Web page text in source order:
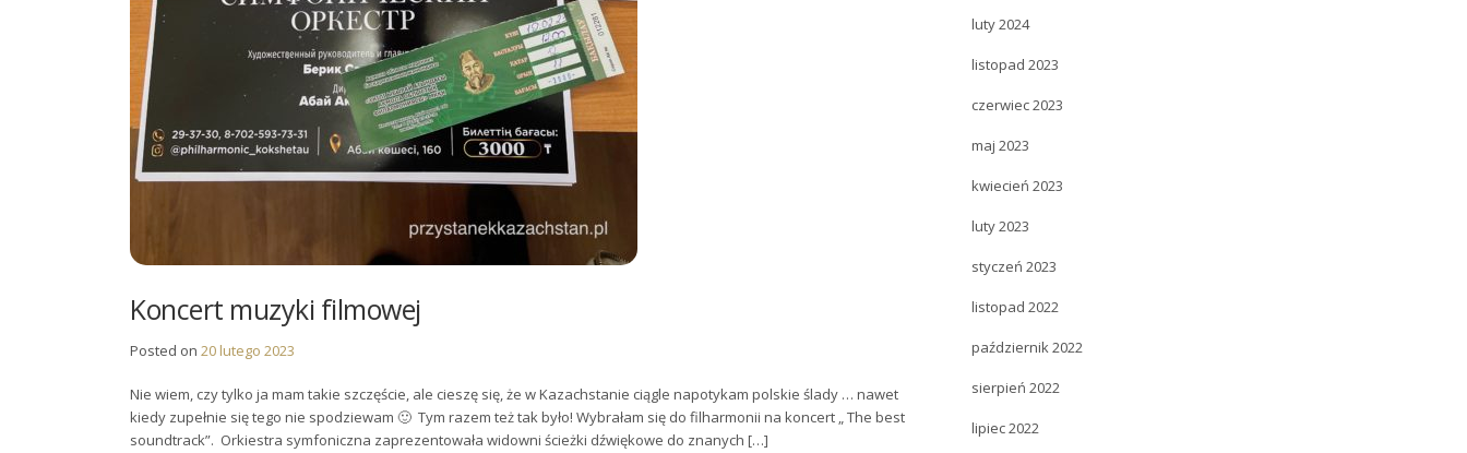
Koncert muzyki filmowej
Posted on 20 lutego 2023
Nie wiem, czy tylko ja mam takie szczęście, ale cieszę się, że w Kazachstanie ciągle napotykam polskie ślady … nawet
kiedy zupełnie się tego nie spodziewam 🙂 Tym razem też tak było! Wybrałam się do filharmonii na koncert „ The best
soundtrack”. Orkiestra symfoniczna zaprezentowała widowni ścieżki dźwiękowe do znanych […]
luty 2024
listopad 2023
czerwiec 2023
maj 2023
kwiecień 2023
luty 2023
styczeń 2023
listopad 2022
październik 2022
sierpień 2022
lipiec 2022